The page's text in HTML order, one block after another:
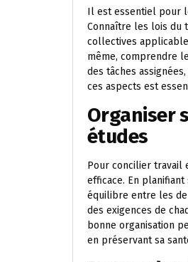
Il est essentiel pour
Connaître les lois du
collectives
même, comprendre
des tâches
ces aspects est
Organiser
études
Pour concilier travail
efficace. En
équilibre entre les
des exigences de
bonne organisation
en préservant sa